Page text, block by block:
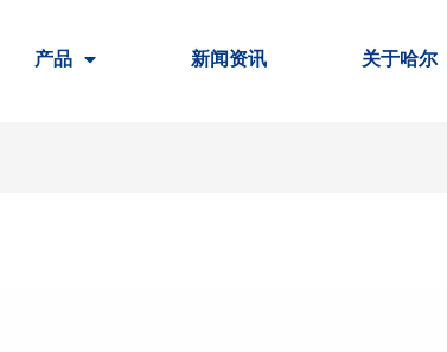
产品 新闻资讯 关于哈尔